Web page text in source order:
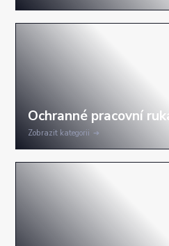
Zobrazit kategorii